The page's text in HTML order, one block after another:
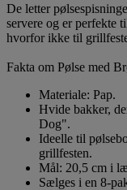
De letter
servere og er perfekte
hvorfor ikke til
Fakta om Pølse med
Materiale: Pap.
Hvide bakker,
Dog".
Ideelle til
grillfesten.
Mål: 20,5 cm i
Sælges i en 8-